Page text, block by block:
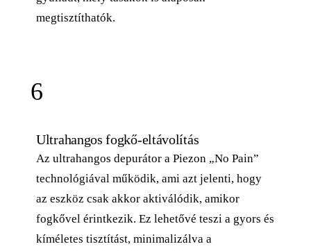
megtisztíthatók.
6
Ultrahangos fogkő-eltávolítás
Az ultrahangos depurátor a Piezon „No Pain”
technológiával működik, ami azt jelenti, hogy
az eszköz csak akkor aktiválódik, amikor
fogkővel érintkezik. Ez lehetővé teszi a gyors és
kíméletes tisztítást, minimalizálva a